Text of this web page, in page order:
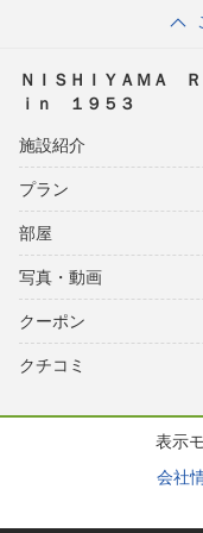
ＮＩＳＨＩＹＡＭＡ
ｉｎ １９５３
施設紹介
プラン
部屋
写真・動画
クーポン
クチコミ
表示
会社